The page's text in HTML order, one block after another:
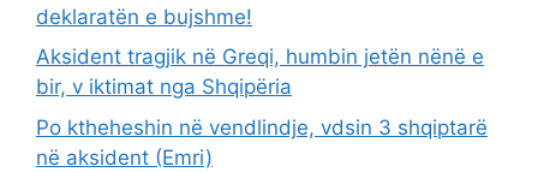
deklaratën e bujshme!
Aksident tragjik në Greqi, humbin jetën nënë e
bir, v iktimat nga Shqipëria
Po ktheheshin në vendlindje, vdsin 3 shqiptarë
në aksident (Emri)